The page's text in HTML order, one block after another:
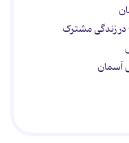
در زندگی مشترک
آسمان